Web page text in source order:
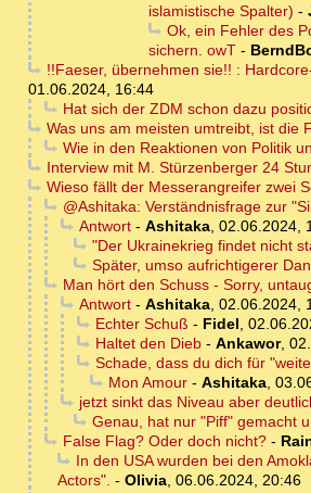
islamistische Spalter) -
Ok, ein Fehler des
sichern. owT -
!!Faeser, übernehmen sie!! :
01.06.2024, 16:44
Hat sich der ZDM schon dazu
Was uns am meisten umtreibt, ist die
Wie in den Reaktionen von Politik
Interview mit M. Stürzenberger 24
Wieso fällt der Messerangreifer zwei
@Ashitaka: Verständnisfrage zur
Antwort- Ashitaka, 02.06.2024,
"Der Ukrainekrieg findet nicht
Später, umso aufrichtigerer
Man hört den Schuss - Sorry,
Antwort- Ashitaka, 02.06.2024,
Echter Schuß - Fidel,
Haltet den Dieb- Ankawor,
Schade, dass du dich für
Mon Amour- Ashitaka,
jetzt sinkt das Niveau aber
Genau, hat nur "Piff" gemacht
False Flag? Oder doch nicht?-
In den USA wurden bei den
Actors". - Olivia, 06.06.2024, 20:46